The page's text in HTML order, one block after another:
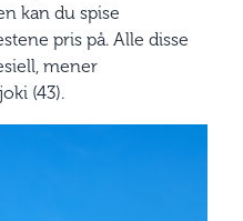
kan du spise
pris på. Alle disse
mener
(43).